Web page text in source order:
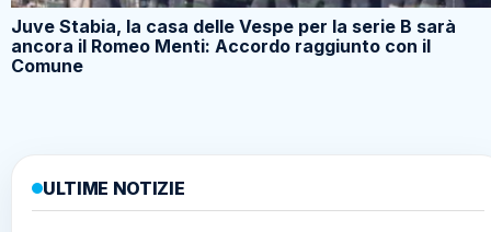
Juve Stabia, la casa delle Vespe per la serie B sarà
ancora il Romeo Menti: Accordo raggiunto con il
Comune
ULTIME NOTIZIE